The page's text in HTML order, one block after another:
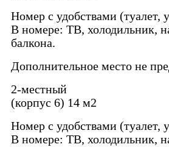
Номер с удобствами (туалет,
В номере: ТВ, холодильник,
балкона.
Дополнительное место не
2-местный
(корпус 6) 14 м2
Номер с удобствами (туалет,
В номере: ТВ, холодильник,